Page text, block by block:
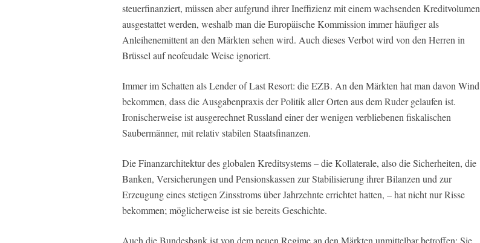
steuerfinanziert, müssen aber aufgrund ihrer Ineffizienz mit einem wachsenden Kreditvolumen
ausgestattet werden, weshalb man die Europäische Kommission immer häufiger als
Anleihenemittent an den Märkten sehen wird. Auch dieses Verbot wird von den Herren in
Brüssel auf neofeudale Weise ignoriert.
Immer im Schatten als Lender of Last Resort: die EZB. An den Märkten hat man davon Wind
bekommen, dass die Ausgabenpraxis der Politik aller Orten aus dem Ruder gelaufen ist.
Ironischerweise ist ausgerechnet Russland einer der wenigen verbliebenen fiskalischen
Saubermänner, mit relativ stabilen Staatsfinanzen.
Die Finanzarchitektur des globalen Kreditsystems – die Kollaterale, also die Sicherheiten, die
Banken, Versicherungen und Pensionskassen zur Stabilisierung ihrer Bilanzen und zur
Erzeugung eines stetigen Zinsstroms über Jahrzehnte errichtet hatten, – hat nicht nur Risse
bekommen; möglicherweise ist sie bereits Geschichte.
Auch die Bundesbank ist von dem neuen Regime an den Märkten unmittelbar betroffen: Sie